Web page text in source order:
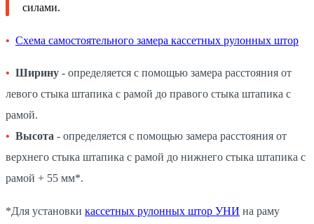
силами.
Схема самостоятельного замера кассетных рулонных штор
Ширину - определяется с помощью замера расстояния от
левого стыка штапика с рамой до правого стыка штапика с
рамой.
Высота - определяется с помощью замера расстояния от
верхнего стыка штапика с рамой до нижнего стыка штапика с
рамой + 55 мм*.
*Для установки кассетных рулонных штор УНИ на раму